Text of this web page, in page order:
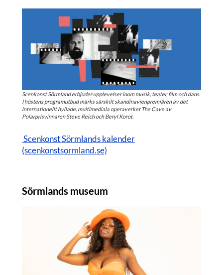
Scenkonst Sörmland erbjuder upplevelser inom musik, teater, film och dans.
I höstens programutbud märks särskilt skandinavienpremiären av det
internationellt hyllade, multimediala operaverket The Cave av
Polarprisvinnaren Steve Reich och Beryl Korot.
Scenkonst Sörmlands kalender
(scenkonstsormland.se)
Sörmlands museum